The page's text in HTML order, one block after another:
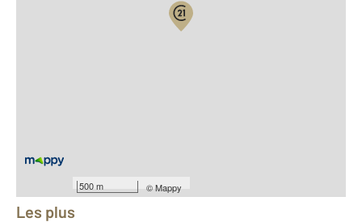
500 m ©Mappy
Équipements
Les plus